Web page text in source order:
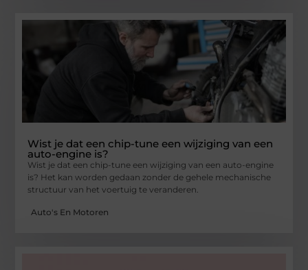
Wist je dat een chip-tune een wijziging van een
auto-engine is?
Wist je dat een chip-tune een wijziging van een auto-engine
is? Het kan worden gedaan zonder de gehele mechanische
structuur van het voertuig te veranderen.
Auto's En Motoren